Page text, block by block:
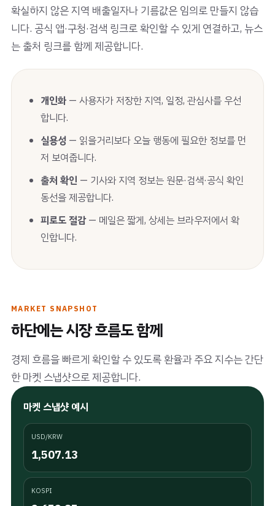
확실하지 않은 지역 배출일자나 기름값은 임의로 만들지 않습
니다. 공식 앱·구청·검색 링크로 확인할 수 있게 연결하고, 뉴스
는 출처 링크를 함께 제공합니다.
개인화 — 사용자가 저장한 지역, 일정, 관심사를 우선
합니다.
실용성 — 읽을거리보다 오늘 행동에 필요한 정보를 먼
저 보여줍니다.
출처 확인 — 기사와 지역 정보는 원문·검색·공식 확인
동선을 제공합니다.
피로도 절감— 메일은 짧게, 상세는 브라우저에서 확
인합니다.
MARKET SNAPSHOT
하단에는 시장 흐름도 함께
경제 흐름을 빠르게 확인할 수 있도록 환율과 주요 지수는 간단
한 마켓 스냅샷으로 제공합니다.
마켓 스냅샷 예시
USD/KRW
1,507.13
KOSPI